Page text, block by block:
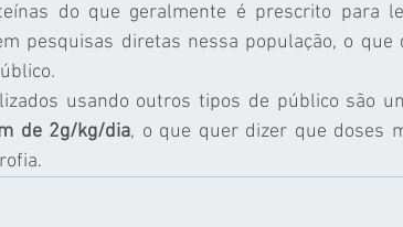
do que geralmente é prescrito para
pesquisas diretas nessa população, o
usando outros tipos de público são
de 2g/kg/dia, o que quer dizer que doses